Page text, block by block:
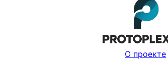
О проекте